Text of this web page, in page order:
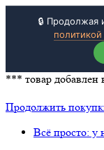
🔒 Продолжая
*** товар добавлен
Продолжить
Всё просто: у